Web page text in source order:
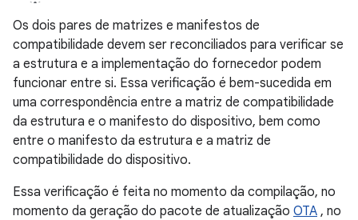
Os dois pares de matrizes e manifestos de
compatibilidade devem ser reconciliados para verificar se
a estrutura e a implementação do fornecedor podem
funcionar entre si. Essa verificação é bem-sucedida em
uma correspondência entre a matriz de compatibilidade
da estrutura e o manifesto do dispositivo, bem como
entre o manifesto da estrutura e a matriz de
compatibilidade do dispositivo.
Essa verificação é feita no momento da compilação, no
momento da geração do pacote de atualização OTA , no